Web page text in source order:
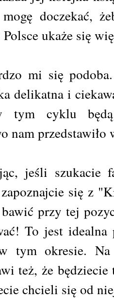
doczekać,
Polsce ukaże się
mi się
delikatna i
tym cyklu
nam
jeśli
się z
przy tej
To jest
tym okresie.
też, że
chcieli się od